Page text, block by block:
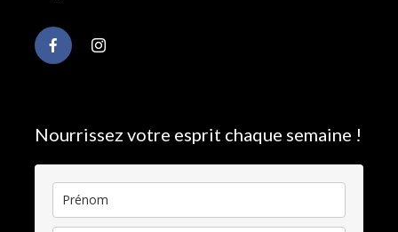
Nourrissez votre esprit chaque semaine !